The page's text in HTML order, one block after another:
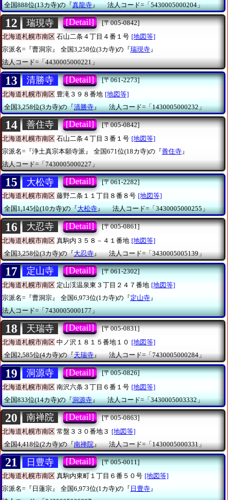
全国888位(13カ寺)の『真龍寺』 法人コード=「5430005000204」
12 瑞現寺 [Detail]
[〒005-0842]
北海道札幌市南区 石山二条４丁目４番１号 [地図等]
宗派名=『曹洞宗』
全国3,258位(3カ寺)の『瑞現寺』
法人コード=「4430005000221」
13 清勝寺 [Detail]
[〒061-2273]
北海道札幌市南区 豊滝３９８番地 [地図等]
全国3,258位(3カ寺)の『清勝寺』 法人コード=「1430005000232」
14 善住寺 [Detail]
[〒005-0842]
北海道札幌市南区 石山二条４丁目３番１号 [地図等]
宗派名=『浄土真宗本願寺派』
全国671位(18カ寺)の『善住寺 』
法人コード=「7430005000227」
15 大松寺 [Detail]
[〒061-2282]
北海道札幌市南区 藤野二条１１丁目８番８号 [地図等]
全国1,145位(10カ寺)の『大松寺』 法人コード=「3430005000255」
16 大忍寺 [Detail]
[〒005-0861]
北海道札幌市南区 真駒内３５８－４１番地 [地図等]
全国3,258位(3カ寺)の『大忍寺』 法人コード=「3430005005139」
17 定山寺 [Detail]
[〒061-2302]
北海道札幌市南区 定山渓温泉東３丁目２４７番地 [地図等]
宗派名=『曹洞宗』
全国6,973位(1カ寺)の『定山寺 』
法人コード=「7430005000177」
18 天瑞寺 [Detail]
[〒005-0831]
北海道札幌市南区 中ノ沢１８１５番地１０ [地図等]
全国2,585位(4カ寺)の『天瑞寺』 法人コード=「7430005000284」
19 洞源寺 [Detail]
[〒005-0826]
北海道札幌市南区 南沢六条３丁目６番１号 [地図等]
全国833位(14カ寺)の『洞源寺』 法人コード=「3430005003332」
20 南禅院 [Detail]
[〒005-0863]
北海道札幌市南区 常盤３３０番地３ [地図等]
全国4,418位(2カ寺)の『南禅院』 法人コード=「1430005000331」
21 日豊寺 [Detail]
[〒005-0011]
北海道札幌市南区 真駒内東町１丁目６番５０号 [地図等]
宗派名=『日蓮宗』
全国6,973位(1カ寺)の『 日豊寺』